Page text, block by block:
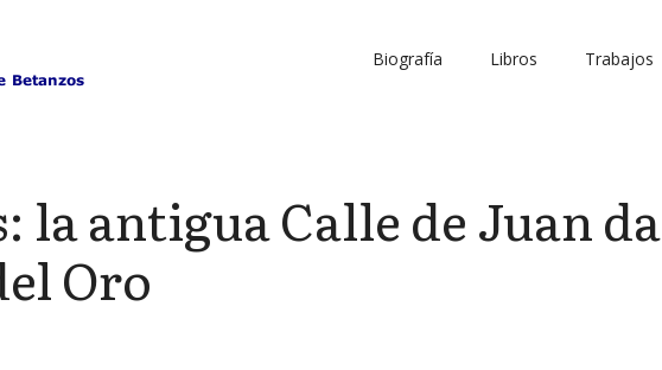
Biografía Libros Trabajos
la antigua Calle de Juan da
Oro